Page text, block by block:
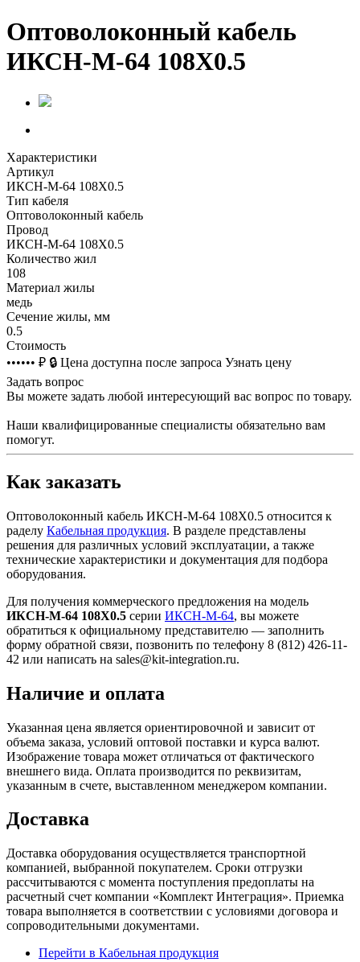
Оптоволоконный кабель
ИКСН-М-64 108Х0.5
Характеристики
Артикул
ИКСН-М-64 108Х0.5
Тип кабеля
Оптоволоконный кабель
Провод
ИКСН-М-64 108Х0.5
Количество жил
108
Материал жилы
медь
Сечение жилы, мм
0.5
Стоимость
•••••• ₽ 🔒 Цена доступна после запроса Узнать цену
Задать вопрос
Вы можете задать любой интересующий вас вопрос по товару.
Наши квалифицированные специалисты обязательно вам
помогут.
Как заказать
Оптоволоконный кабель ИКСН-М-64 108Х0.5 относится к
раделу Кабельная продукция. В разделе представлены
решения для различных условий эксплуатации, а также
технические характеристики и документация для подбора
оборудования.
Для получения коммерческого предложения на модель
ИКСН-М-64 108Х0.5 серии ИКСН-М-64, вы можете
обратиться к официальному представителю — заполнить
форму обратной связи, позвонить по телефону 8 (812) 426-11-
42 или написать на sales@kit-integration.ru.
Наличие и оплата
Указанная цена является ориентировочной и зависит от
объема заказа, условий оптовой поставки и курса валют.
Изображение товара может отличаться от фактического
внешнего вида. Оплата производится по реквизитам,
указанным в счете, выставленном менеджером компании.
Доставка
Доставка оборудования осуществляется транспортной
компанией, выбранной покупателем. Сроки отгрузки
рассчитываются с момента поступления предоплаты на
расчетный счет компании «Комплект Интеграция». Приемка
товара выполняется в соответствии с условиями договора и
сопроводительными документами.
Перейти в Кабельная продукция